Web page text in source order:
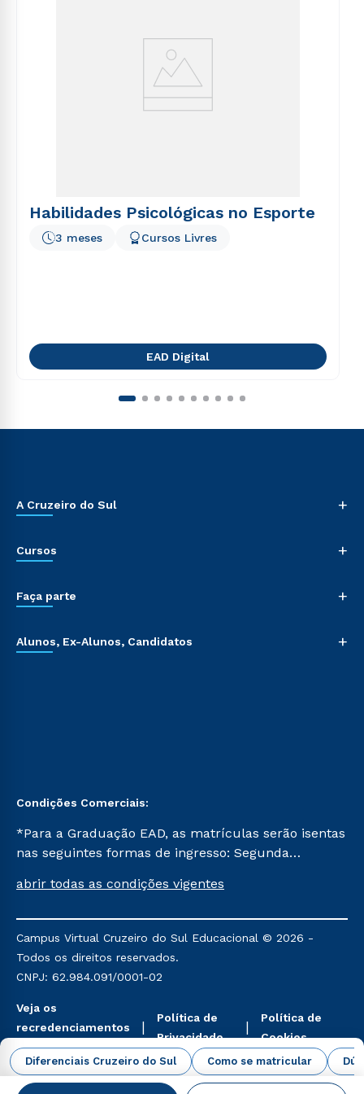
Diferenciais Cruzeiro do Sul Como se matricular
Habilidades Psicológicas no Esporte
3 meses Cursos Livres
EAD Digital
A Cruzeiro do Sul +
Cursos +
Faça parte +
Alunos, Ex-Alunos, Candidatos +
Condições Comerciais:
*Para a Graduação EAD, as matrículas serão isentas
nas seguintes formas de ingresso: Segunda
Já para as demais, a taxa de matrícula será de R$
mencionadas são referentes aos cursos: Ensino
Religioso, Geografia para a Docência e Metodologia
do Ensino de História: Questões Atuais.
abrir todas as condições vigentes
Campus Virtual Cruzeiro do Sul Educacional © 2026 -
Todos os direitos reservados.
CNPJ: 62.984.091/0001-02
Veja os
recredenciamentos
aqui
Política de
Privacidade
Política de
Cookies